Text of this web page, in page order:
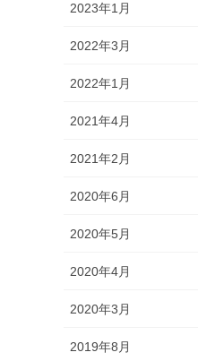
2023年1月
2022年3月
2022年1月
2021年4月
2021年2月
2020年6月
2020年5月
2020年4月
2020年3月
2019年8月